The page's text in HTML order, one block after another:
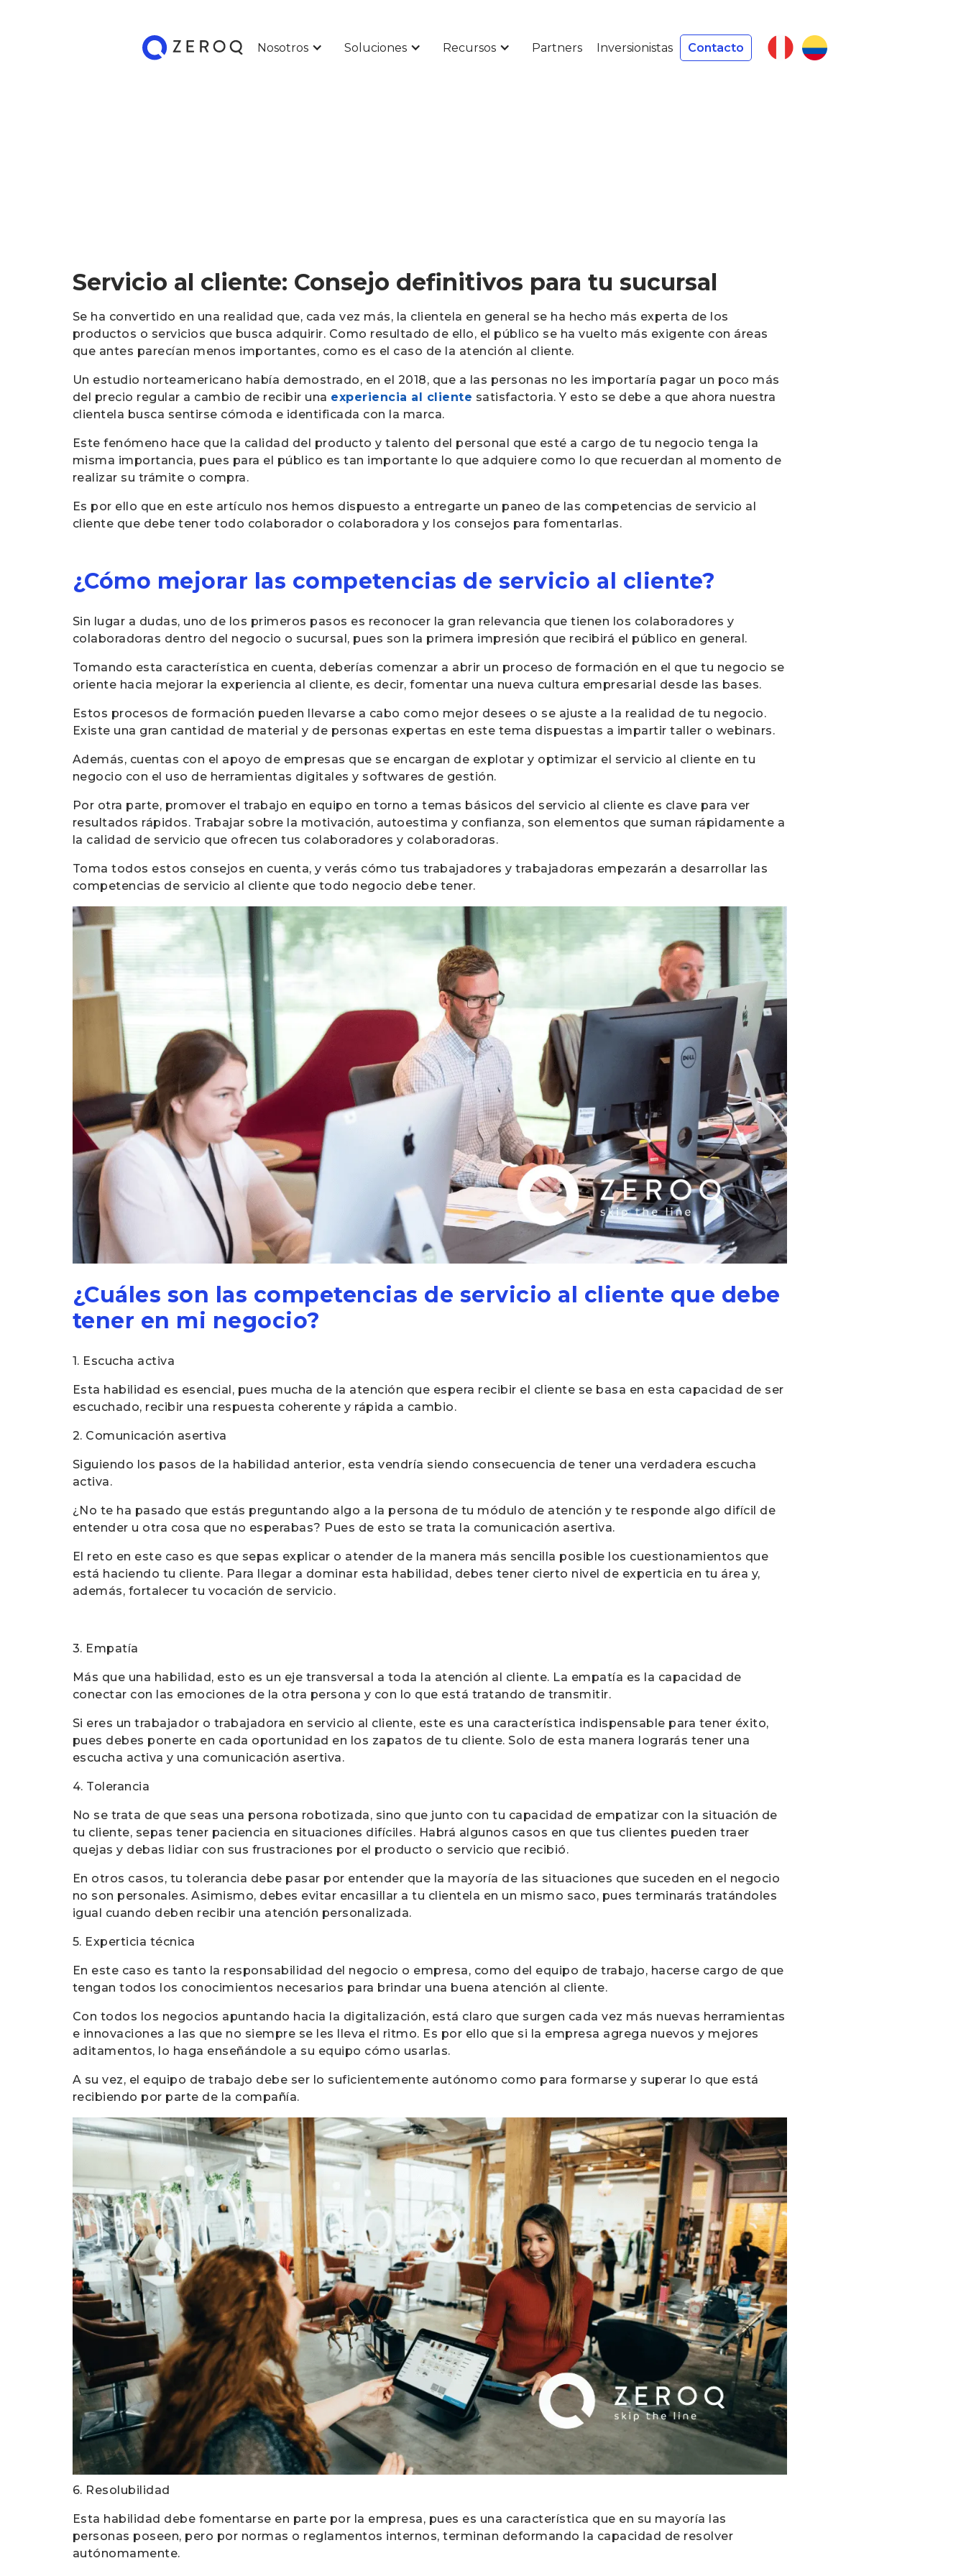
Nosotros Soluciones Recursos Partners Inversionistas Contacto
Servicio al cliente: Consejo definitivos para tu sucursal
Se ha convertido en una realidad que, cada vez más, la clientela en general se ha hecho más experta de los
productos o servicios que busca adquirir. Como resultado de ello, el público se ha vuelto más exigente con áreas
que antes parecían menos importantes, como es el caso de la atención al cliente.
Un estudio norteamericano había demostrado, en el 2018, que a las personas no les importaría pagar un poco más
del precio regular a cambio de recibir una experiencia al cliente satisfactoria. Y esto se debe a que ahora nuestra
clientela busca sentirse cómoda e identificada con la marca.
Este fenómeno hace que la calidad del producto y talento del personal que esté a cargo de tu negocio tenga la
misma importancia, pues para el público es tan importante lo que adquiere como lo que recuerdan al momento de
realizar su trámite o compra.
Es por ello que en este artículo nos hemos dispuesto a entregarte un paneo de las competencias de servicio al
cliente que debe tener todo colaborador o colaboradora y los consejos para fomentarlas.
¿Cómo mejorar las competencias de servicio al cliente?
Sin lugar a dudas, uno de los primeros pasos es reconocer la gran relevancia que tienen los colaboradores y
colaboradoras dentro del negocio o sucursal, pues son la primera impresión que recibirá el público en general.
Tomando esta característica en cuenta, deberías comenzar a abrir un proceso de formación en el que tu negocio se
oriente hacia mejorar la experiencia al cliente, es decir, fomentar una nueva cultura empresarial desde las bases.
Estos procesos de formación pueden llevarse a cabo como mejor desees o se ajuste a la realidad de tu negocio.
Existe una gran cantidad de material y de personas expertas en este tema dispuestas a impartir taller o webinars.
Además, cuentas con el apoyo de empresas que se encargan de explotar y optimizar el servicio al cliente en tu
negocio con el uso de herramientas digitales y softwares de gestión.
Por otra parte, promover el trabajo en equipo en torno a temas básicos del servicio al cliente es clave para ver
resultados rápidos. Trabajar sobre la motivación, autoestima y confianza, son elementos que suman rápidamente a
la calidad de servicio que ofrecen tus colaboradores y colaboradoras.
Toma todos estos consejos en cuenta, y verás cómo tus trabajadores y trabajadoras empezarán a desarrollar las
competencias de servicio al cliente que todo negocio debe tener.
¿Cuáles son las competencias de servicio al cliente que debe
tener en mi negocio?
1. Escucha activa
Esta habilidad es esencial, pues mucha de la atención que espera recibir el cliente se basa en esta capacidad de ser
escuchado, recibir una respuesta coherente y rápida a cambio.
2. Comunicación asertiva
Siguiendo los pasos de la habilidad anterior, esta vendría siendo consecuencia de tener una verdadera escucha
activa.
¿No te ha pasado que estás preguntando algo a la persona de tu módulo de atención y te responde algo difícil de
entender u otra cosa que no esperabas? Pues de esto se trata la comunicación asertiva.
El reto en este caso es que sepas explicar o atender de la manera más sencilla posible los cuestionamientos que
está haciendo tu cliente. Para llegar a dominar esta habilidad, debes tener cierto nivel de experticia en tu área y,
además, fortalecer tu vocación de servicio.
3. Empatía
Más que una habilidad, esto es un eje transversal a toda la atención al cliente. La empatía es la capacidad de
conectar con las emociones de la otra persona y con lo que está tratando de transmitir.
Si eres un trabajador o trabajadora en servicio al cliente, este es una característica indispensable para tener éxito,
pues debes ponerte en cada oportunidad en los zapatos de tu cliente. Solo de esta manera lograrás tener una
escucha activa y una comunicación asertiva.
4. Tolerancia
No se trata de que seas una persona robotizada, sino que junto con tu capacidad de empatizar con la situación de
tu cliente, sepas tener paciencia en situaciones difíciles. Habrá algunos casos en que tus clientes pueden traer
quejas y debas lidiar con sus frustraciones por el producto o servicio que recibió.
En otros casos, tu tolerancia debe pasar por entender que la mayoría de las situaciones que suceden en el negocio
no son personales. Asimismo, debes evitar encasillar a tu clientela en un mismo saco, pues terminarás tratándoles
igual cuando deben recibir una atención personalizada.
5. Experticia técnica
En este caso es tanto la responsabilidad del negocio o empresa, como del equipo de trabajo, hacerse cargo de que
tengan todos los conocimientos necesarios para brindar una buena atención al cliente.
Con todos los negocios apuntando hacia la digitalización, está claro que surgen cada vez más nuevas herramientas
e innovaciones a las que no siempre se les lleva el ritmo. Es por ello que si la empresa agrega nuevos y mejores
aditamentos, lo haga enseñándole a su equipo cómo usarlas.
A su vez, el equipo de trabajo debe ser lo suficientemente autónomo como para formarse y superar lo que está
recibiendo por parte de la compañía.
6. Resolubilidad
Esta habilidad debe fomentarse en parte por la empresa, pues es una característica que en su mayoría las
personas poseen, pero por normas o reglamentos internos, terminan deformando la capacidad de resolver
autónomamente.